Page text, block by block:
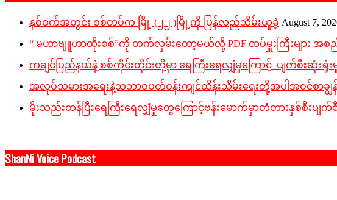
နှစ်ဝက်အတွင်း စစ်တပ်က မြို့ (၂၂ )မြို့ကို ပြန်လည်သိမ်းယူခဲ့ August 7,
“ မဟာဗျူဟာထိုးစစ်”ကို တက်လှမ်းတော့မယ်လို့ PDF တပ်မှူးကြီးများ အစ
ကချင်ပြည်နယ်နဲ့ စစ်ကိုင်းတိုင်းတို့မှာ ရေကြီးရေလျှံမှုကြောင့် ပျက်စီးဆုံးရှုံးမှု
အလုပ်သမားအရေးနဲ့သဘာဝပတ်ဝန်းကျင်ထိန်းသိမ်းရေးတို့အပါအဝင်စာချွ
မိုးသည်းထန်ပြီးရေကြီးရေလျှံမှုတွေကြောင့်ဗန်းမောက်မှာတံတားနှစ်စီးပျက်
ShanNi Voice Podcast